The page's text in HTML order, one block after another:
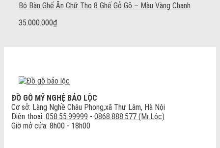
Bộ Bàn Ghế Ăn Chữ Thọ 8 Ghế Gỗ Gõ – Màu Vàng Chanh
35.000.000₫
ĐỒ GỖ MỸ NGHỆ BẢO LỘC
Cơ sở: Làng Nghề Châu Phong,xã Thư Lâm, Hà Nội
Điện thoại: 058.55.99999 - 0868.888.577 (Mr.Lộc)
Giờ mở cửa: 8h00 - 18h00